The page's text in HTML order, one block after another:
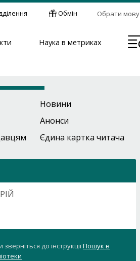
Обмін Обрати мову
Наука в метриках
Новини
Анонси
Єдина картка читача
до інструкціїПошук в